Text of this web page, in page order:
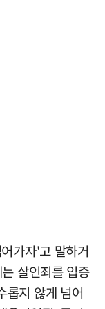
가자'고 말하거
살인죄를 입증
롭지 않게 넘어